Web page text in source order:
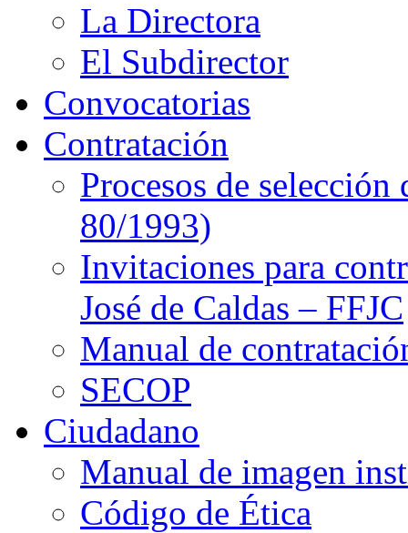
La Directora
El Subdirector
Convocatorias
Contratación
Procesos de
80/1993)
Invitaciones para
José de Caldas – FFJC
Manual de
SECOP
Ciudadano
Manual de imagen
Código de Ética